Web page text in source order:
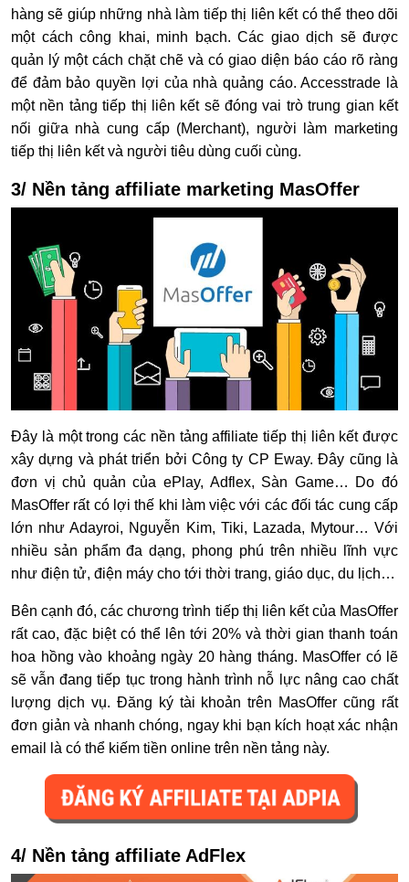
hàng sẽ giúp những nhà làm tiếp thị liên kết có thể theo dõi
một cách công khai, minh bạch. Các giao dịch sẽ được
quản lý một cách chặt chẽ và có giao diện báo cáo rõ ràng
để đảm bảo quyền lợi của nhà quảng cáo. Accesstrade là
một nền tảng tiếp thị liên kết sẽ đóng vai trò trung gian kết
nối giữa nhà cung cấp (Merchant), người làm marketing
tiếp thị liên kết và người tiêu dùng cuối cùng.
3/ Nền tảng affiliate marketing MasOffer
Đây là một trong các nền tảng affiliate tiếp thị liên kết được
xây dựng và phát triển bởi Công ty CP Eway. Đây cũng là
đơn vị chủ quản của ePlay, Adflex, Sàn Game… Do đó
MasOffer rất có lợi thế khi làm việc với các đối tác cung cấp
lớn như Adayroi, Nguyễn Kim, Tiki, Lazada, Mytour… Với
nhiều sản phẩm đa dạng, phong phú trên nhiều lĩnh vực
như điện tử, điện máy cho tới thời trang, giáo dục, du lịch…
Bên cạnh đó, các chương trình tiếp thị liên kết của MasOffer
rất cao, đặc biệt có thể lên tới 20% và thời gian thanh toán
hoa hồng vào khoảng ngày 20 hàng tháng. MasOffer có lẽ
sẽ vẫn đang tiếp tục trong hành trình nỗ lực nâng cao chất
lượng dịch vụ. Đăng ký tài khoản trên MasOffer cũng rất
đơn giản và nhanh chóng, ngay khi bạn kích hoạt xác nhận
email là có thể kiếm tiền online trên nền tảng này.
4/ Nền tảng affiliate AdFlex